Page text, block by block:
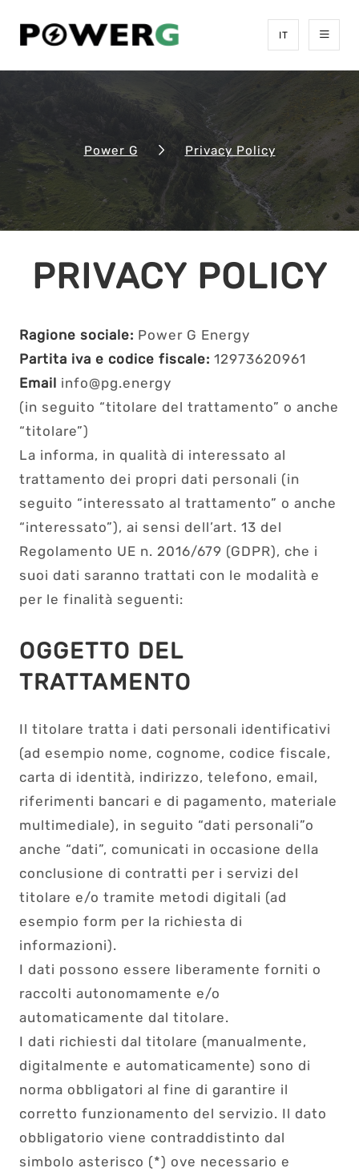
IT
Power G Privacy Policy
PRIVACY POLICY
Ragione sociale: Power G Energy
Partita iva e codice fiscale: 12973620961
Email info@pg.energy
(in seguito “titolare del trattamento” o anche
“titolare”)
La informa, in qualità di interessato al
trattamento dei propri dati personali (in
seguito “interessato al trattamento” o anche
“interessato”), ai sensi dell’art. 13 del
Regolamento UE n. 2016/679 (GDPR), che i
suoi dati saranno trattati con le modalità e
per le finalità seguenti:
OGGETTO DEL
TRATTAMENTO
Il titolare tratta i dati personali identificativi
(ad esempio nome, cognome, codice fiscale,
carta di identità, indirizzo, telefono, email,
riferimenti bancari e di pagamento, materiale
multimediale), in seguito “dati personali”o
anche “dati”, comunicati in occasione della
conclusione di contratti per i servizi del
titolare e/o tramite metodi digitali (ad
esempio form per la richiesta di
informazioni).
I dati possono essere liberamente forniti o
raccolti autonomamente e/o
automaticamente dal titolare.
I dati richiesti dal titolare (manualmente,
digitalmente e automaticamente) sono di
norma obbligatori al fine di garantire il
corretto funzionamento del servizio. Il dato
obbligatorio viene contraddistinto dal
simbolo asterisco (*) ove necessario e